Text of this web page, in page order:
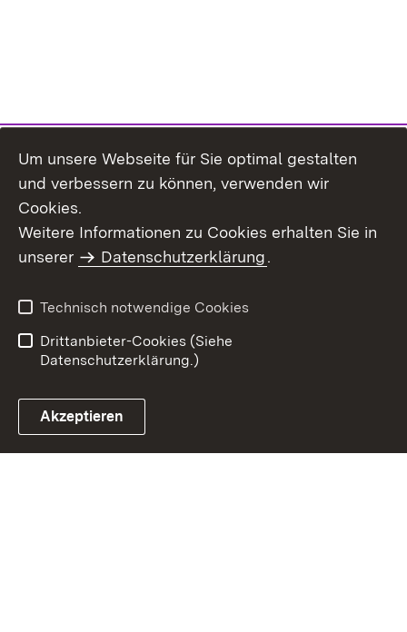
Um unsere Webseite für Sie optimal gestalten
und verbessern zu können, verwenden wir
Cookies.
Weitere Informationen zu Cookies erhalten Sie in
unserer
Datenschutzerklärung.
Technisch notwendige Cookies
Drittanbieter-Cookies (Siehe
Datenschutzerklärung.)
Akzeptieren